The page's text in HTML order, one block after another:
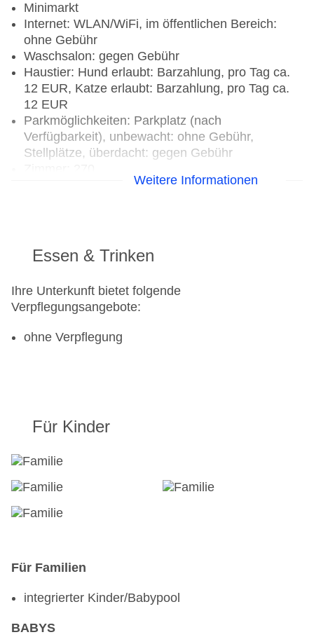
Minimarkt
Internet: WLAN/WiFi, im öffentlichen Bereich:
ohne Gebühr
Waschsalon: gegen Gebühr
Haustier: Hund erlaubt: Barzahlung, pro Tag ca.
12 EUR, Katze erlaubt: Barzahlung, pro Tag ca.
12 EUR
Parkmöglichkeiten: Parkplatz (nach
Verfügbarkeit), unbewacht: ohne Gebühr,
Stellplätze, überdacht: gegen Gebühr
Landeskategorie: keine Sterneklassifizierung
Weitere Informationen
Essen & Trinken
Ihre Unterkunft bietet folgende
Verpflegungsangebote:
ohne Verpflegung
Für Kinder
Für Familien
integrierter Kinder/Babypool
BABYS